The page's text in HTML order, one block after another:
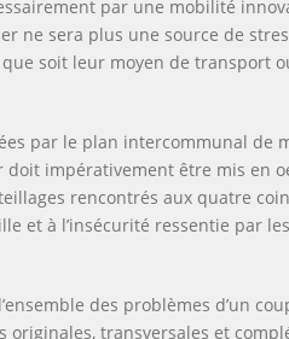
par une mobilité
ne sera plus une source de
soit leur moyen de transport
par le plan intercommunal de
impérativement être mis en
rencontrés aux quatre
et à l’insécurité ressentie par
des problèmes d’un
transversales et